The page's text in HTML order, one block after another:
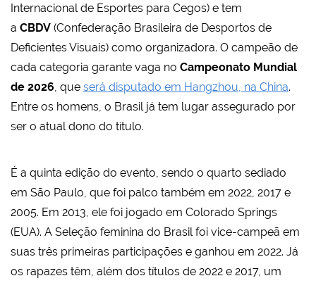
Internacional de Esportes para Cegos) e tem
a CBDV (Confederação Brasileira de Desportos de
Deficientes Visuais) como organizadora. O campeão de
cada categoria garante vaga no Campeonato Mundial
de 2026 , que será disputado em Hangzhou, na China.
Entre os homens, o Brasil já tem lugar assegurado por
ser o atual dono do título.
É a quinta edição do evento, sendo o quarto sediado
em São Paulo, que foi palco também em 2022, 2017 e
2005. Em 2013, ele foi jogado em Colorado Springs
(EUA). A Seleção feminina do Brasil foi vice-campeã em
suas três primeiras participações e ganhou em 2022. Já
os rapazes têm, além dos títulos de 2022 e 2017, um